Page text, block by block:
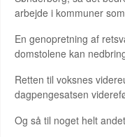
arbejde i kommuner
En genopretning af
domstolene kan
Retten til voksnes
dagpengesatsen
Og så til noget helt